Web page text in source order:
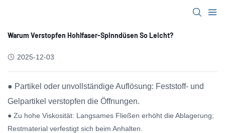
Warum Verstopfen Hohlfaser-Spinndüsen So Leicht?
2025-12-03
● Partikel oder unvollständige Auflösung: Feststoff- und
Gelpartikel verstopfen die Öffnungen.
● Zu hohe Viskosität: Langsames Fließen erhöht die Ablagerung;
Restmaterial verfestigt sich beim Anhalten.